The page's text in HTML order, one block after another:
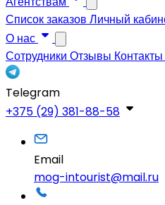
Список заказов Личный
О нас
Сотрудники Отзывы Контакты
Telegram
+375 (29) 381-88-58
Email
mog-intourist@mail.ru